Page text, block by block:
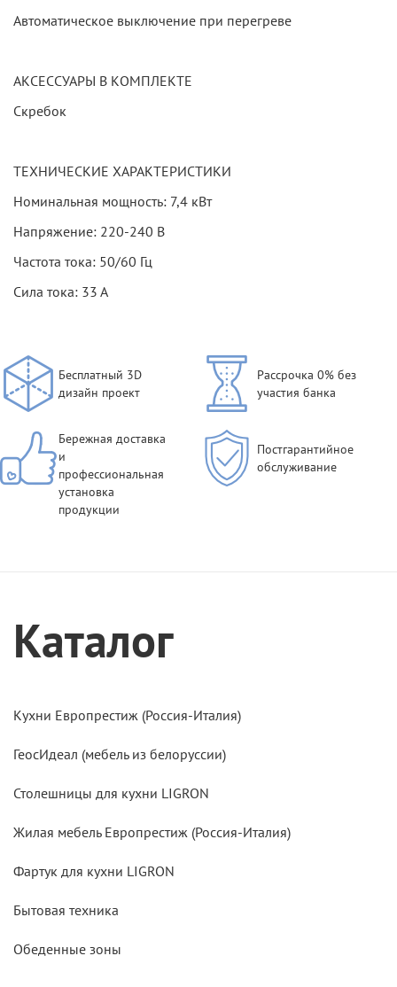
Автоматическое выключение при перегреве
АКСЕССУАРЫ В КОМПЛЕКТЕ
Скребок
ТЕХНИЧЕСКИЕ ХАРАКТЕРИСТИКИ
Номинальная мощность: 7,4 кВт
Напряжение: 220-240 В
Частота тока: 50/60 Гц
Сила тока: 33 А
Бесплатный 3D
дизайн проект
Рассрочка 0% без
участия банка
Бережная доставка
и
профессиональная
установка
продукции
Постгарантийное
обслуживание
Каталог
Кухни Европрестиж (Россия-Италия)
ГеосИдеал (мебель из белоруссии)
Столешницы для кухни LIGRON
Жилая мебель Европрестиж (Россия-Италия)
Фартук для кухни LIGRON
Бытовая техника
Обеденные зоны